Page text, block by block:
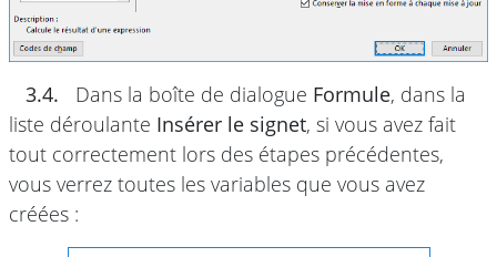
3.4. Dans la boîte de dialogue Formule, dans la
liste déroulante Insérer le signet, si vous avez fait
tout correctement lors des étapes précédentes,
vous verrez toutes les variables que vous avez
créées :